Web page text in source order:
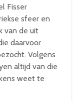
Fisser
sfeer en
van de uit
daarvoor
Volgens
altijd van die
weet te